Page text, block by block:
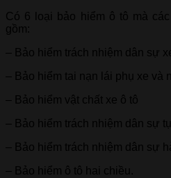
Có 6 loại bảo hiểm ô tô mà
gồm:
– Bảo hiểm trách nhiệm dân sự
– Bảo hiểm tai nạn lái phụ xe và
– Bảo hiểm vật chất xe ô tô
– Bảo hiểm trách nhiệm dân sự
– Bảo hiểm trách nhiệm dân sự
– Bảo hiểm ô tô hai chiều.